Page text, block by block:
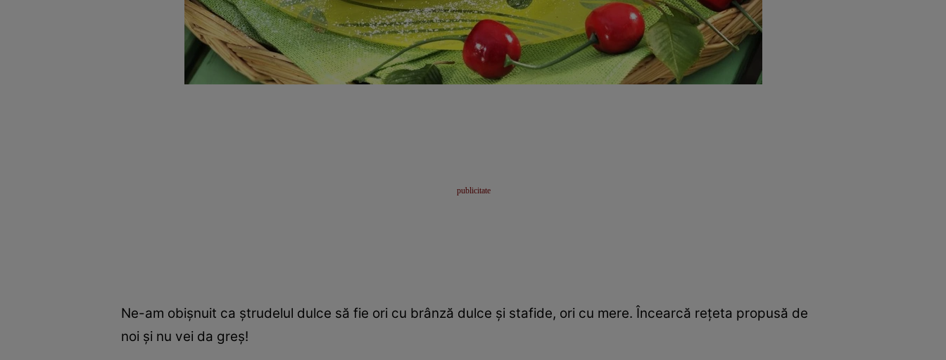
Ne-am obişnuit ca ştrudelul dulce să fie ori cu brânză dulce şi stafide, ori cu mere. Încearcă reţeta propusă de
noi şi nu vei da greş!